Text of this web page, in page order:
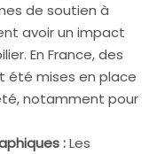
de soutien à
avoir un impact
En France, des
été mises en place
notamment pour
:Les